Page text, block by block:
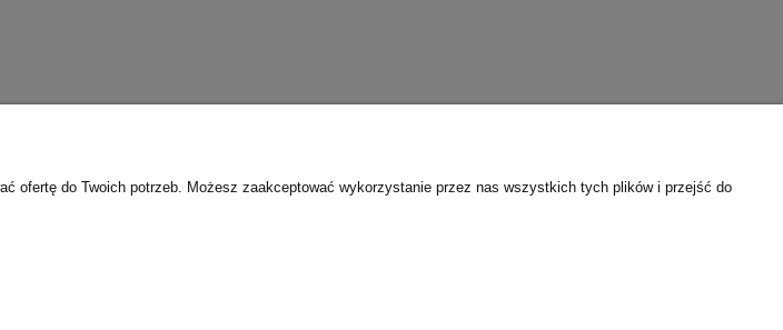
Płatności i dostawa Informacje
ofertę do Twoich potrzeb. Możesz zaakceptować wykorzystanie przez nas wszystkich tych plików i przejść do